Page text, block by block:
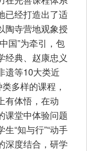
已经打造出了适
陶寺营地观象授
国”为牵引，包
经典、赵康忠义
遗等10大类近
多样的课程，
有体悟，在动
课堂中体验问题
“知与行”“动手
深度结合，研学